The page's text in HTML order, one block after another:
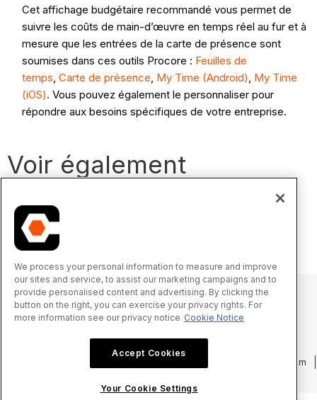
Cet affichage budgétaire recommandé vous permet de
suivre les coûts de main-d’œuvre en temps réel au fur et à
mesure que les entrées de la carte de présence sont
soumises dans ces outils Procore : Feuilles de
temps ,Carte de présence My Time (Android) My Time
(iOS). Vous pouvez également le personnaliser pour
répondre aux besoins spécifiques de votre entreprise.
Voir également
Suivi des ressources et Finances du projet : Guide de
configuration
Afficher un rapport de production sur le terrain
procore.com
We process your personal information to measure and improve
our sites and service, to assist our marketing campaigns and to
provide personalised content and advertising. By clicking the
button on the right, you can exercise your privacy rights. For
more information see our privacy notice Cookie Notice
Accept Cookies
Your Cookie Settings